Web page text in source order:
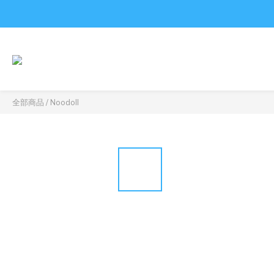
全部商品 / Noodoll